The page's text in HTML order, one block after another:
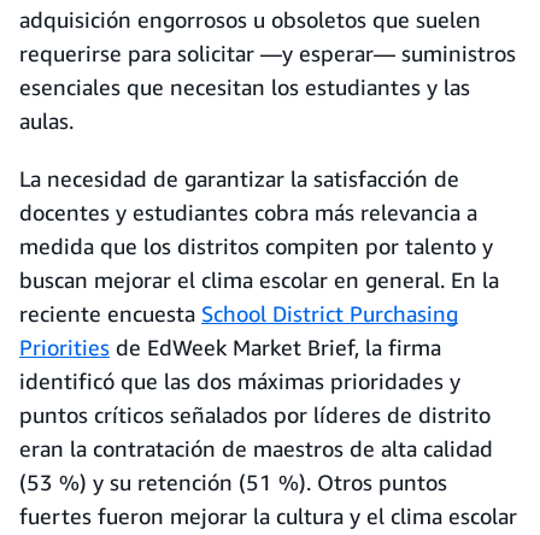
adquisición engorrosos u obsoletos que suelen
requerirse para solicitar —y esperar— suministros
esenciales que necesitan los estudiantes y las
aulas.
La necesidad de garantizar la satisfacción de
docentes y estudiantes cobra más relevancia a
medida que los distritos compiten por talento y
buscan mejorar el clima escolar en general. En la
reciente encuesta School District Purchasing
Priorities de EdWeek Market Brief, la firma
identificó que las dos máximas prioridades y
puntos críticos señalados por líderes de distrito
eran la contratación de maestros de alta calidad
(53 %) y su retención (51 %). Otros puntos
fuertes fueron mejorar la cultura y el clima escolar